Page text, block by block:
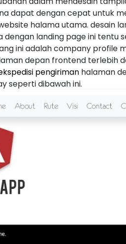
dapat dengan cepat untuk
halama utama. desain
landing page ini tentu
ini adalah company profile
depan frontend terlebih
pengiriman halaman
seperti dibawah ini.